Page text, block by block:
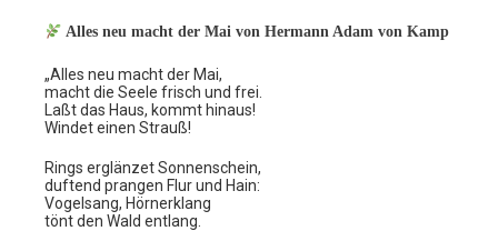
Alles neu macht der Mai von Hermann Adam von Kamp
„Alles neu macht der Mai,
macht die Seele frisch und frei.
Laßt das Haus, kommt hinaus!
Windet einen Strauß!
Rings erglänzet Sonnenschein,
duftend prangen Flur und Hain:
Vogelsang, Hörnerklang
tönt den Wald entlang.